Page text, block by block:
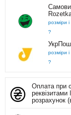
розміри
?
розміри
?
Оплата при
розрахунок